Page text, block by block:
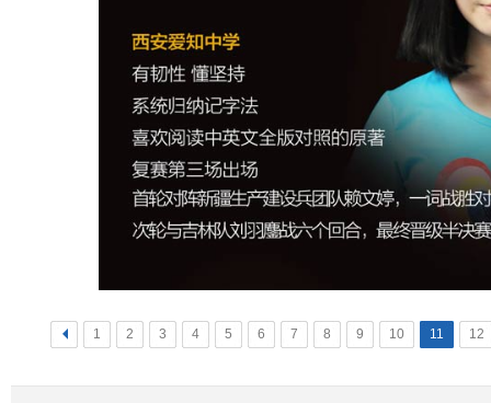
< 1 2 3 4 5 6 7 8 9 10 11 12